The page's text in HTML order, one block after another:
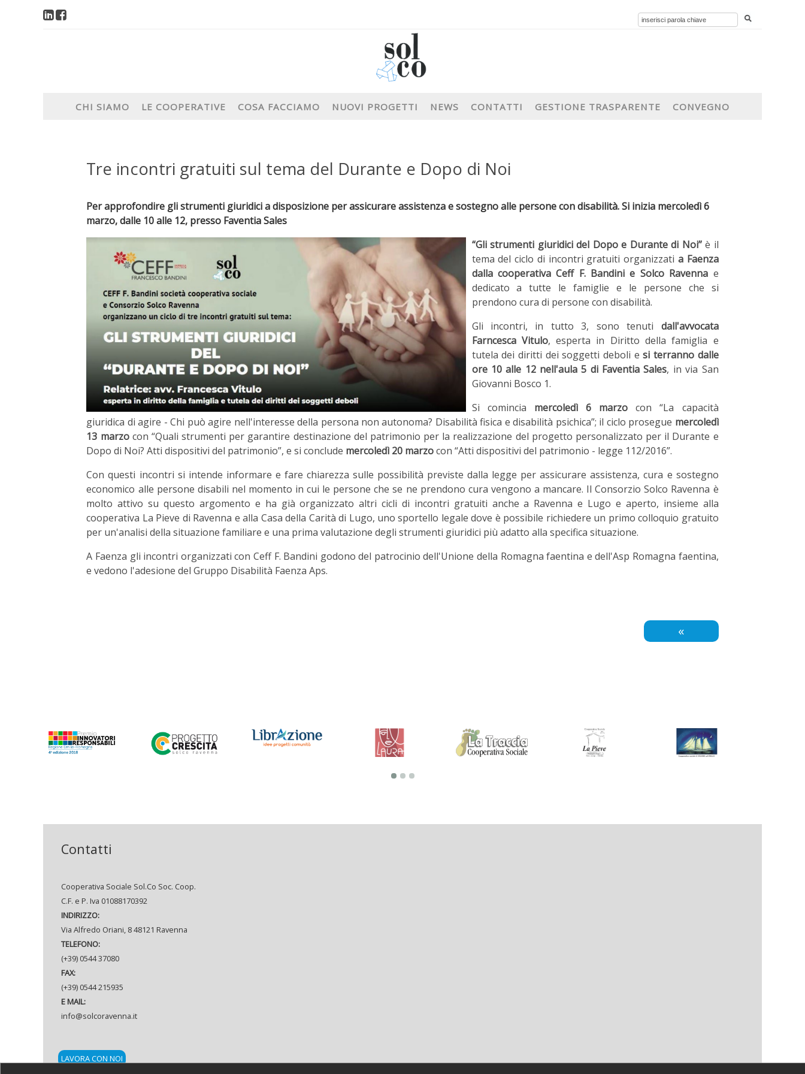
CHI SIAMO LE COOPERATIVE COSA FACCIAMO NUOVI PROGETTI NEWS CONTATTI GESTIONE TRASPARENTE CONVEGNO
Tre incontri gratuiti sul tema del Durante e Dopo di Noi
Per approfondire gli strumenti giuridici a disposizione per assicurare assistenza e sostegno alle persone con disabilità. Si inizia mercoledì 6
marzo, dalle 10 alle 12, presso Faventia Sales
“Gli strumenti giuridici del Dopo e Durante di Noi”è il
tema del ciclo di incontri gratuiti organizzati a Faenza
dalla cooperativa Ceff F. Bandini e Solco Ravenna e
dedicato a tutte le famiglie e le persone che si
prendono cura di persone con disabilità.
Gli incontri, in tutto 3, sono tenuti dall'avvocata
Farncesca Vitulo, esperta in Diritto della famiglia e
tutela dei diritti dei soggetti deboli esi terranno dalle
ore 10 alle 12 nell'aula 5 di Faventia Sales, in via San
Giovanni Bosco 1.
Si comincia mercoledì 6 marzocon “La capacità
giuridica di agire - Chi può agire nell'interesse della persona non autonoma? Disabilità fisica e disabilità psichica”; il ciclo prosegue mercoledì
13 marzo con “Quali strumenti per garantire destinazione del patrimonio per la realizzazione del progetto personalizzato per il Durante e
Dopo di Noi? Atti dispositivi del patrimonio”, e si conclude mercoledì 20 marzocon “Atti dispositivi del patrimonio - legge 112/2016”.
Con questi incontri si intende informare e fare chiarezza sulle possibilità previste dalla legge per assicurare assistenza, cura e sostegno
economico alle persone disabili nel momento in cui le persone che se ne prendono cura vengono a mancare. Il Consorzio Solco Ravenna è
molto attivo su questo argomento e ha già organizzato altri cicli di incontri gratuiti anche a Ravenna e Lugo e aperto, insieme alla
cooperativa La Pieve di Ravenna e alla Casa della Carità di Lugo, uno sportello legale dove è possibile richiedere un primo colloquio gratuito
per un'analisi della situazione familiare e una prima valutazione degli strumenti giuridici più adatto alla specifica situazione.
A Faenza gli incontri organizzati con Ceff F. Bandini godono del patrocinio dell'Unione della Romagna faentina e dell'Asp Romagna faentina,
e vedono l'adesione del Gruppo Disabilità Faenza Aps.
«
Contatti
Cooperativa Sociale Sol.Co Soc. Coop.
C.F. e P. Iva 01088170392
INDIRIZZO:
Via Alfredo Oriani, 8 48121 Ravenna
TELEFONO:
(+39) 0544 37080
FAX:
(+39) 0544 215935
E MAIL:
info@solcoravenna.it
LAVORA CON NOI